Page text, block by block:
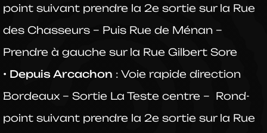
point suivant prendre la 2e sortie sur la Rue
des Chasseurs – Puis Rue de Ménan –
Prendre à gauche sur la Rue Gilbert Sore
• Depuis Arcachon : Voie rapide direction
Bordeaux – Sortie La Teste centre – Rond-
point suivant prendre la 2e sortie sur la Rue